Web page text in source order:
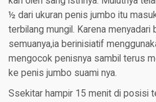
½ dari ukuran penis jumbo itu
terbilang mungil. Karena
semuanya,ia berinisiatif
mengocok penisnya sambil terus
ke penis jumbo suami nya.
Ssekitar hampir 15 menit di posisi